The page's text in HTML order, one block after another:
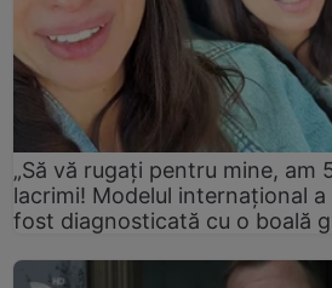
„Să vă rugați pentru mine, am
lacrimi! Modelul internațional
fost diagnosticată cu o boală